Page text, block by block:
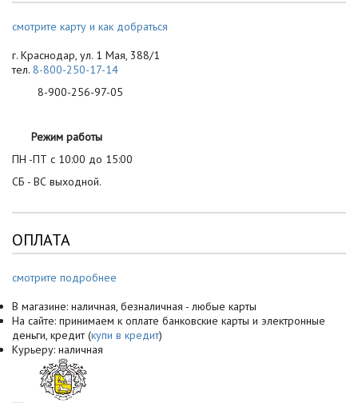
смотрите карту и как добраться
г. Краснодар, ул. 1 Мая, 388/1
тел. 8-800-250-17-14
8-900-256-97-05
Режим работы
ПН -ПТ с 10:00 до 15:00
СБ - ВС выходной.
ОПЛАТА
смотрите подробнее
В магазине: наличная, безналичная - любые карты
На сайте: принимаем к оплате банковские карты и электронные
деньги, кредит (купи в кредит)
Курьеру: наличная